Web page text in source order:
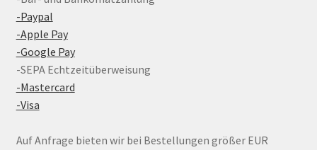
-Paypal
-Apple Pay
-Google Pay
-SEPA Echtzeitüberweisung
-Mastercard
-Visa
Auf Anfrage bieten wir bei Bestellungen größer EUR